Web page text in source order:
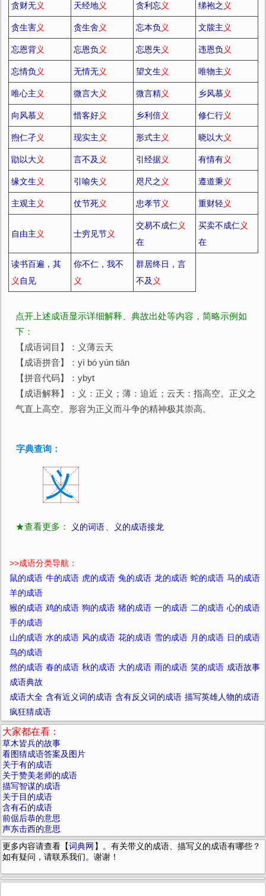
贪财无义 天经地义 贪利忘 义 绨袍之 义
贪生害义 贪生舍 义 忘本负 义 文牍主 义
忘恩背义 忘恩负 义 忘恩失 义 违恩负 义
忘情负 义 无情无义 望文生 义 唯物主 义
唯心主 义 微言大义 微言精义 乡风慕义
向风慕义 惜客好义 乡利倍义 修仁行义
煦仁孑义 现实主 义 形式主 义 晓以大义
勖以大义 言不及 义 引经据义 有情有义
缘文生 义 引喻失 义 咫尺之 义 遵道秉义
主观主 义 仗节死义 忠孝节义 重财轻 义
自由主 义 士穷见节义
交易不成仁 义
在
买卖不成仁 义
在
读书百遍，其
义 自见
你不仁，我不
义
群居终日，言
不及 义
点开上述成语显示详细解释、典故出处等内容，简略示例如
下：
【成语词目】：义薄云天
【成语拼音】：yì bó yún tiān
【拼音代码】：ybyt
【成语解释】：义：正义；薄：迫近；云天：指高空。正义之
气直上高空。形容为正义而斗争的精神极其崇高。
字典查询：
义
★查看更多： 义的词语 义的成语接龙
>>成语分类导航：
鼠的成语 牛的成语 虎的成语 兔的成语 龙的成语 蛇的成语 马的成语
羊的成语
猴的成语 鸡的成语 狗的成语 猪的成语 一的成语 二的成语 心的成语
手的成语
山的成语 水的成语 风的成语 花的成语 雪的成语 月的成语 日的成语
鸟的成语
然的成语 春的成语 秋的成语 大的成语 雨的成语 笑的成语 成语故事
成语典故
成语大全 含有近义词的成语 含有反义词的成语 描写英雄人物的成语
疯狂猜成语
大家都在看：
草木皆兵的故事
看图猜成语答案及图片
关于有的成语
关于赞美老师的成语
描写智谋的成语
关于目的成语
含有石的成语
前倨后恭的意思
声东击西的意思
更多内容请查看【词典网 】。有关带义的成语、描写义的成语有哪些？
如有疑问，请联系我们。谢谢！